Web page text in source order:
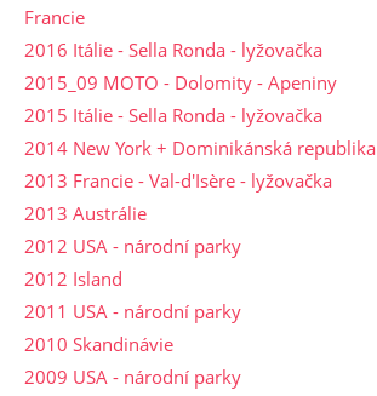
Francie
2016 Itálie - Sella Ronda - lyžovačka
2015_09 MOTO - Dolomity - Apeniny
2015 Itálie - Sella Ronda - lyžovačka
2014 New York + Dominikánská republika
2013 Francie - Val-d'Isère - lyžovačka
2013 Austrálie
2012 USA - národní parky
2012 Island
2011 USA - národní parky
2010 Skandinávie
2009 USA - národní parky